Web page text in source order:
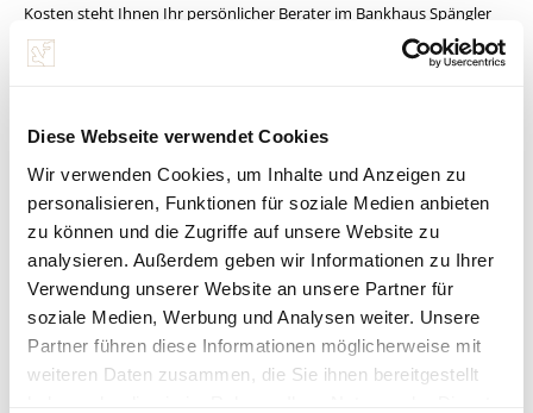
Diese Webseite verwendet Cookies
Wir verwenden Cookies, um Inhalte und Anzeigen zu
personalisieren, Funktionen für soziale Medien anbieten
zu können und die Zugriffe auf unsere Website zu
analysieren. Außerdem geben wir Informationen zu Ihrer
Verwendung unserer Website an unsere Partner für
soziale Medien, Werbung und Analysen weiter. Unsere
Partner führen diese Informationen möglicherweise mit
weiteren Daten zusammen, die Sie ihnen bereitgestellt
Kosten steht Ihnen Ihr persönlicher Berater im Bankhaus Spängler
gerne zur Verfügung. Die in diesem Dokument enthaltenen
Informationen wurden sorgfältig erarbeitet und beruhen auf
Dokument geben die aktuelle Einschätzung des Verfassers bzw. der
sich jederzeit ohne Vorankündigung ändern. Die dargebrachten
Meinungen spiegeln nicht zwangsläufig die Meinung der Bankhaus
Carl Spängler & Co. Aktiengesellschaft wider. Die Bankhaus Carl
Spängler & Co. Aktiengesellschaft ist nicht dazu verpflichtet, dieses
Dokument zu aktualisieren, zu ergänzen oder abzuändern, wenn
sich ein in diesem Dokument genannter Umstand, eine enthaltene
Stellungnahme, Schätzung oder Prognose ändert oder unzutreffend
wird. Die Bankhaus Carl Spängler & Co. Aktiengesellschaft
übernimmt keine Haftung für die Richtigkeit, Vollständigkeit,